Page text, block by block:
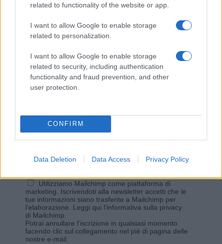
related to functionality of the website or app.
I want to allow Google to enable storage
related to personalization.
I want to allow Google to enable storage
related to security, including authentication
functionality and fraud prevention, and other
user protection.
CONFIRM
Data Deletion Data Access Privacy Policy
Vuoi rimanere sempre aggiornato?
Indirizzo email*
Utilizziamo Mailchimp come piattaforma di
marketing. Iscrivendoti alla newsletter accetti che le
tue informazioni siano trasferite a Mailchimp per
l'elaborazione. Leggi qui l'informativa sulla privacy
di Mailchimp
Potrai annullare l'iscrizione in qualsiasi momento
facendo clic sul collegamento nel piè di pagina delle
nostre e-mail.